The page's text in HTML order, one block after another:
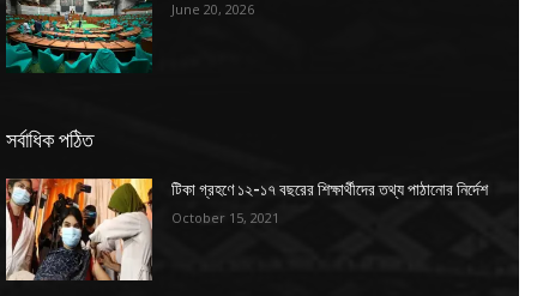
June 20, 2026
সর্বাধিক পঠিত
টিকা গ্রহণে ১২-১৭ বছরের শিক্ষার্থীদের তথ্য পাঠানোর নির্দেশ
October 15, 2021